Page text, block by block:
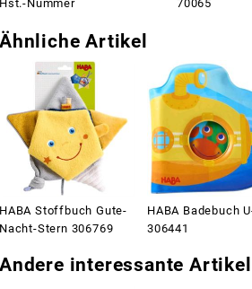
Hst.-Nummer
70065
Ähnliche Artikel
HABA Stoffbuch Gute-
Nacht-Stern 306769
HABA Badebuch
306441
Andere interessante Artikel